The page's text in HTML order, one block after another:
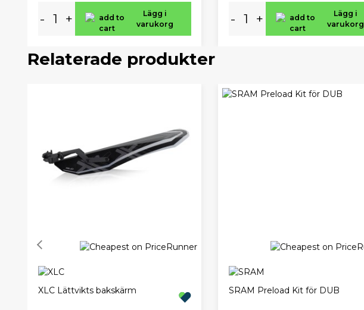
- +
Lägg i
varukorg
- +
Lägg i
varukorg
Relaterade produkter
XLC Lättvikts bakskärm SRAM Preload Kit för DUB